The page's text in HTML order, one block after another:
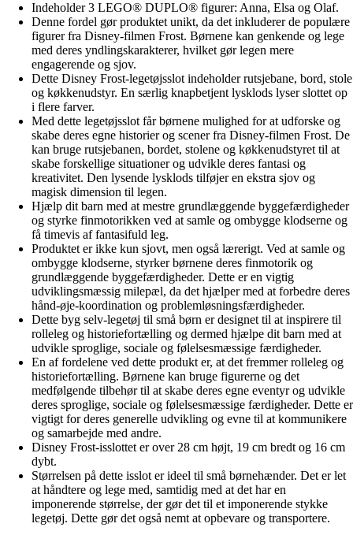
Indeholder 3 LEGO® DUPLO® figurer: Anna, Elsa og Olaf.
Denne fordel gør produktet unikt, da det inkluderer de populære
figurer fra Disney-filmen Frost. Børnene kan genkende og lege
med deres yndlingskarakterer, hvilket gør legen mere
engagerende og sjov.
Dette Disney Frost-legetøjsslot indeholder rutsjebane, bord, stole
og køkkenudstyr. En særlig knapbetjent lysklods lyser slottet op
i flere farver.
Med dette legetøjsslot får børnene mulighed for at udforske og
skabe deres egne historier og scener fra Disney-filmen Frost. De
kan bruge rutsjebanen, bordet, stolene og køkkenudstyret til at
skabe forskellige situationer og udvikle deres fantasi og
kreativitet. Den lysende lysklods tilføjer en ekstra sjov og
magisk dimension til legen.
Hjælp dit barn med at mestre grundlæggende byggefærdigheder
og styrke finmotorikken ved at samle og ombygge klodserne og
få timevis af fantasifuld leg.
Produktet er ikke kun sjovt, men også lærerigt. Ved at samle og
ombygge klodserne, styrker børnene deres finmotorik og
grundlæggende byggefærdigheder. Dette er en vigtig
udviklingsmæssig milepæl, da det hjælper med at forbedre deres
hånd-øje-koordination og problemløsningsfærdigheder.
Dette byg selv-legetøj til små børn er designet til at inspirere til
rolleleg og historiefortælling og dermed hjælpe dit barn med at
udvikle sproglige, sociale og følelsesmæssige færdigheder.
En af fordelene ved dette produkt er, at det fremmer rolleleg og
historiefortælling. Børnene kan bruge figurerne og det
medfølgende tilbehør til at skabe deres egne eventyr og udvikle
deres sproglige, sociale og følelsesmæssige færdigheder. Dette er
vigtigt for deres generelle udvikling og evne til at kommunikere
og samarbejde med andre.
Disney Frost-isslottet er over 28 cm højt, 19 cm bredt og 16 cm
dybt.
Størrelsen på dette isslot er ideel til små børnehænder. Det er let
at håndtere og lege med, samtidig med at det har en
imponerende størrelse, der gør det til et imponerende stykke
legetøj. Dette gør det også nemt at opbevare og transportere.